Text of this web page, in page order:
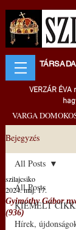
VERZÁR
VARGA
Bejegyzés
All Posts
KIEMELT
Hírek,
All Posts
Gyimóthy Gábor
(936)
szilajcsiko
2024. máj. 17.